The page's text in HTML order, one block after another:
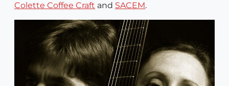
Colette Coffee Craft and SACEM.